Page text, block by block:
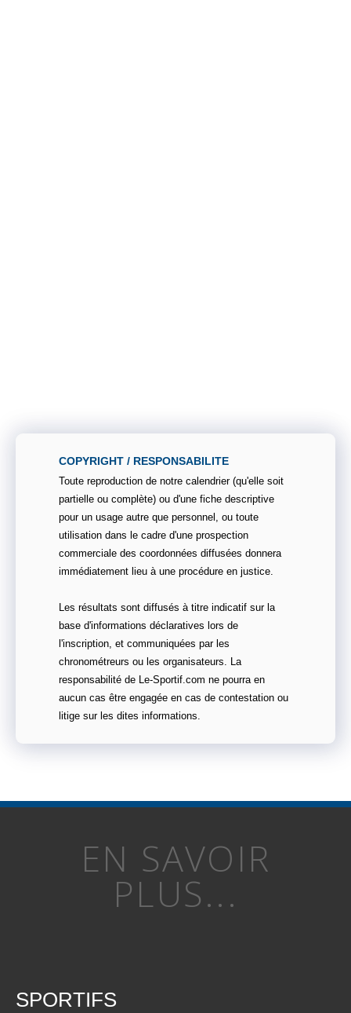
COPYRIGHT / RESPONSABILITE
Toute reproduction de notre calendrier (qu'elle soit
partielle ou complète) ou d'une fiche descriptive
pour un usage autre que personnel, ou toute
utilisation dans le cadre d'une prospection
commerciale des coordonnées diffusées donnera
immédiatement lieu à une procédure en justice.
Les résultats sont diffusés à titre indicatif sur la
base d'informations déclaratives lors de
l'inscription, et communiquées par les
chronométreurs ou les organisateurs. La
responsabilité de Le-Sportif.com ne pourra en
aucun cas être engagée en cas de contestation ou
litige sur les dites informations.
EN SAVOIR
PLUS...
SPORTIFS